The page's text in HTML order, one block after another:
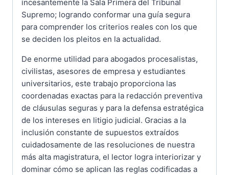
incesantemente la Sala Primera del Tribunal
Supremo; logrando conformar una guía segura
para comprender los criterios reales con los que
se deciden los pleitos en la actualidad.
De enorme utilidad para abogados procesalistas,
civilistas, asesores de empresa y estudiantes
universitarios, este trabajo proporciona las
coordenadas exactas para la redacción preventiva
de cláusulas seguras y para la defensa estratégica
de los intereses en litigio judicial. Gracias a la
inclusión constante de supuestos extraídos
cuidadosamente de las resoluciones de nuestra
más alta magistratura, el lector logra interiorizar y
dominar cómo se aplican las reglas codificadas a